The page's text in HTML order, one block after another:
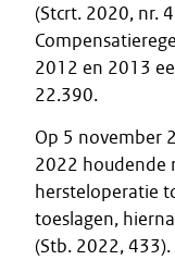
(Stcrt. 2020, nr.
2012 en 2013
22.390.
Op 5 november
2022 houdende
hersteloperatie
toeslagen,
(Stb. 2022,